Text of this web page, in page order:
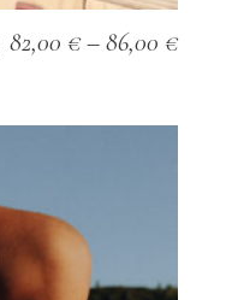
82,00 €–86,00 €